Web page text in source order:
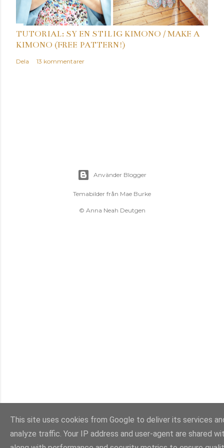
TUTORIAL: SY EN STILIG KIMONO / MAKE A
KIMONO (FREE PATTERN!)
Dela 13 kommentarer
Använder Blogger
Temabilder från Mae Burke
© Anna Neah Deutgen
This site uses cookies from Google to deliver its services
analyze traffic. Your IP address and user-agent are shared